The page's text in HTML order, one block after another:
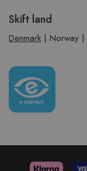
Skift land
Denmark | Norway |